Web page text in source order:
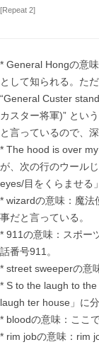
[Repeat 2]
* General Hongの意
として知られる。た
“General Custer
カスター将軍)” とい
と言っているので、
* The hood is over
が、次の行のウール
eyes/目をくらませる
* wizardの意味：魔法
事だと言っている。
* 911の意味：スポー
話番号911。
* street sweeperの意
* S to the laugh to
laugh ter house」に
* bloodの意味：ここ
* rim jobの意味：rim